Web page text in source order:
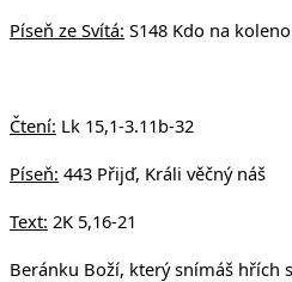
Píseň ze Svítá: S148 Kdo na
Čtení: Lk 15,1-3.11b-32
Píseň: 443 Přijď, Králi věčný náš
Text: 2K 5,16-21
Beránku Boží, který snímáš hřích